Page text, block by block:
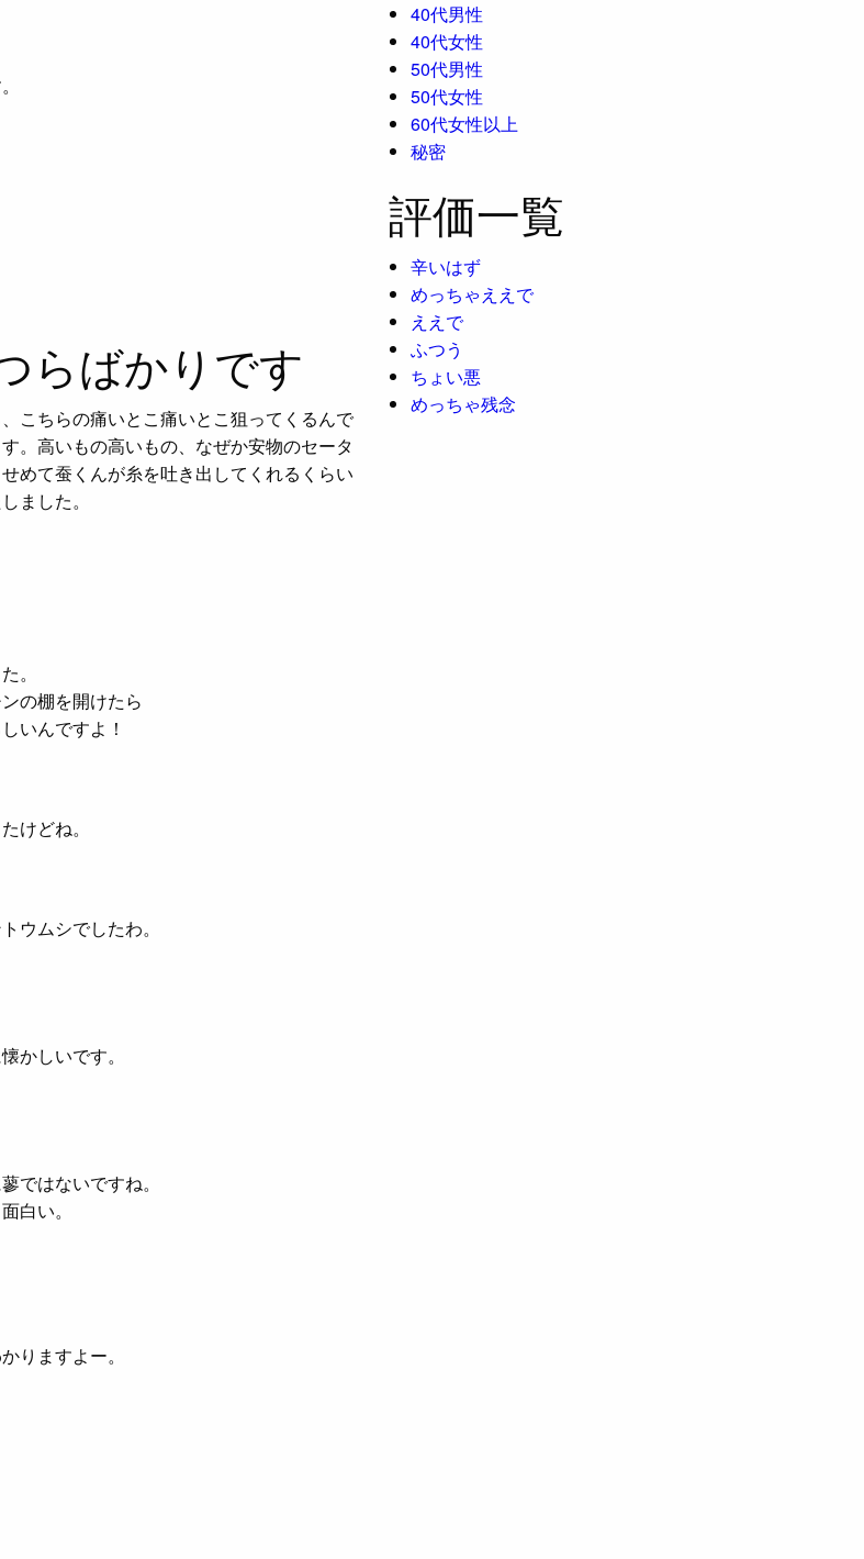
らばかりです
こちらの痛いとこ痛いとこ狙ってくるんで
。高いもの高いもの、なぜか安物のセータ
めて蚕くんが糸を吐き出してくれるくらい
ました。
。
の棚を開けたら
いんですよ！
けどね。
ウムシでしたわ。
かしいです。
ではないですね。
白い。
りますよー。
40代男性
40代女性
50代男性
50代女性
60代女性以上
秘密
評価一覧
辛いはず
めっちゃええで
ええで
ふつう
ちょい悪
めっちゃ残念